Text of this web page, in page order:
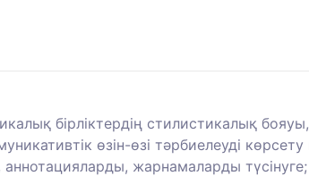
бірліктердің стилистикалық
өзін-өзі тәрбиелеуді
аннотацияларды, жарнамаларды